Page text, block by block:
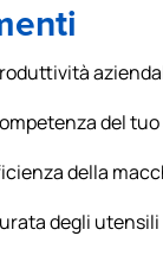
del
della
degli utensili